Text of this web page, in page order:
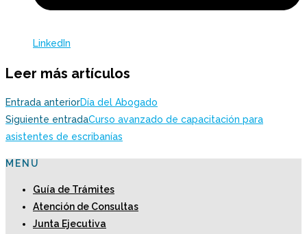
LinkedIn
Leer más artículos
Entrada anteriorDía del Abogado
Siguiente entradaCurso avanzado de capacitación para
asistentes de escribanías
MENU
Guía de Trámites
Atención de Consultas
Junta Ejecutiva